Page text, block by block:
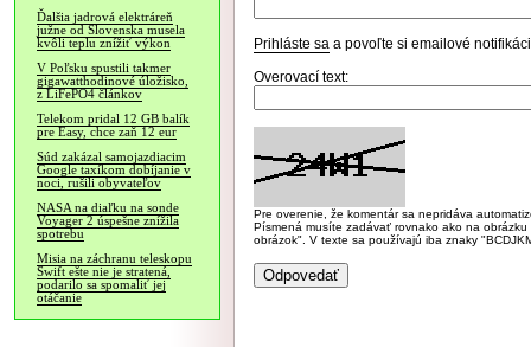
Ďalšia jadrová elektráreň
južne od Slovenska musela
kvôli teplu znížiť výkon
V Poľsku spustili takmer
gigawatthodinové úložisko,
z LiFePO4 článkov
Telekom pridal 12 GB balík
pre Easy, chce zaň 12 eur
Súd zakázal samojazdiacim
Google taxíkom dobíjanie v
noci, rušili obyvateľov
NASA na diaľku na sonde
Voyager 2 úspešne znížila
spotrebu
Misia na záchranu teleskopu
Swift ešte nie je stratená,
podarilo sa spomaliť jej
otáčanie
Prihláste sa a povoľte si emailové
Overovací text:
Pre overenie, že komentár sa nepridáva
Písmená musíte zadávať rovnako ako na
obrázok". V texte sa používajú iba znaky